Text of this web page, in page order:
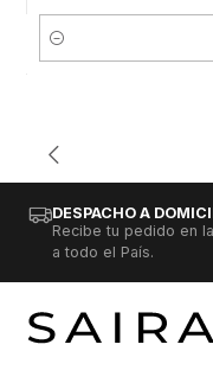
Cantidad
DESPACHO A
Recibe tu pedido en
a todo el País.